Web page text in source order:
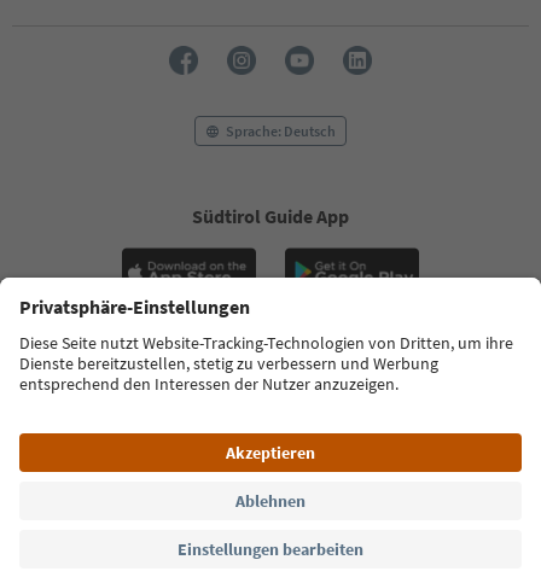
Sprache: Deutsch
Südtirol Guide App
FAQ Kontakt Presse MICE Datenschutzerklärung
Zugänglichkeitserklärung